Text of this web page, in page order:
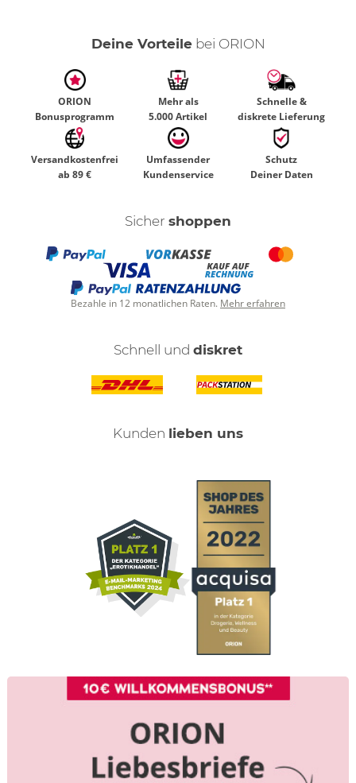
Deine Vorteilebei ORION
ORION
Bonusprogramm
Mehr als
5.000 Artikel
Schnelle &
diskrete Lieferung
Versandkostenfrei
ab 89 €
Umfassender
Kundenservice
Schutz
Deiner Daten
Sicher shoppen
Bezahle in 12 monatlichen Raten. Mehr erfahren
Schnell und diskret
Kunden lieben uns